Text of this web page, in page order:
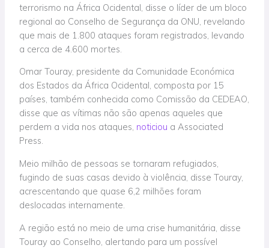
terrorismo na África Ocidental, disse o líder de um bloco
regional ao Conselho de Segurança da ONU, revelando
que mais de 1.800 ataques foram registrados, levando
a cerca de 4.600 mortes.
Omar Touray, presidente da Comunidade Económica
dos Estados da África Ocidental, composta por 15
países, também conhecida como Comissão da CEDEAO,
disse que as vítimas não são apenas aqueles que
perdem a vida nos ataques, noticiou a Associated
Press.
Meio milhão de pessoas se tornaram refugiados,
fugindo de suas casas devido à violência, disse Touray,
acrescentando que quase 6,2 milhões foram
deslocadas internamente.
A região está no meio de uma crise humanitária, disse
Touray ao Conselho, alertando para um possível